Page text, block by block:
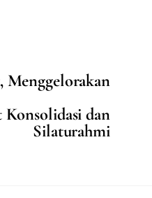
Menggelorakan
dan
Silaturahmi